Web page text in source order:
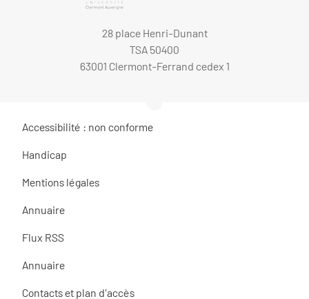
28 place Henri-Dunant
TSA 50400
63001 Clermont-Ferrand cedex 1
Accessibilité : non conforme
Handicap
Mentions légales
Annuaire
Flux RSS
Annuaire
Contacts et plan d'accès